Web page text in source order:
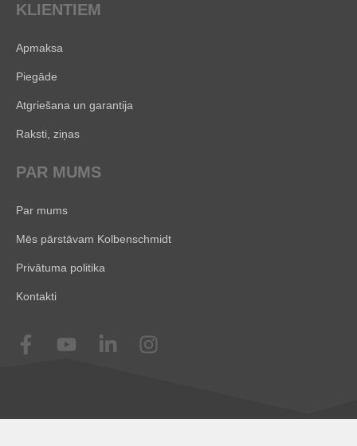
KLIENTIEM
Apmaksa
Piegāde
Atgriešana un garantija
Raksti, ziņas
PAR MUMS
Par mums
Mēs pārstāvam Kolbenschmidt
Privātuma politika
Kontakti